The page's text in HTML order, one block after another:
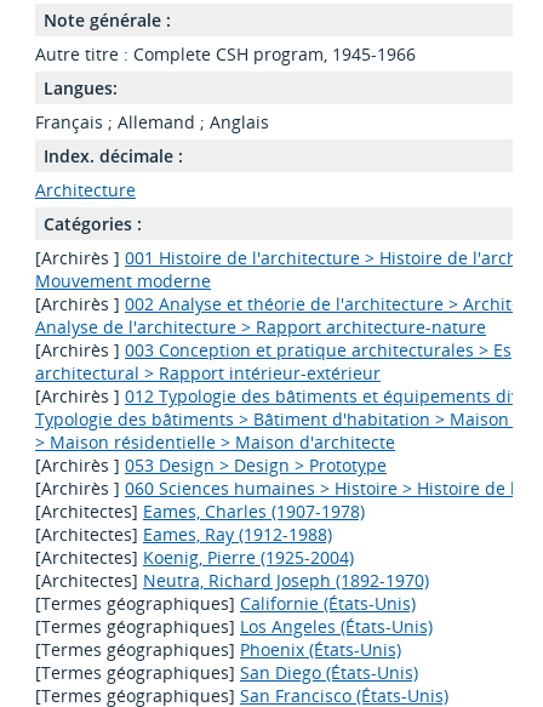
Note générale :
Autre titre : Complete CSH program, 1945-1966
Langues:
Français ; Allemand ; Anglais
Index. décimale :
Architecture
Catégories :
[Archirès ] 001 Histoire de l'architecture > Histoire de
Mouvement moderne
[Archirès ] 002 Analyse et théorie de l'architecture >
Analyse de l'architecture > Rapport architecture-nature
[Archirès ] 003 Conception et pratique architecturales >
architectural > Rapport intérieur-extérieur
[Archirès ] 012 Typologie des bâtiments et équipements
Typologie des bâtiments > Bâtiment d'habitation > Maison
> Maison résidentielle > Maison d'architecte
[Archirès ] 053 Design > Design > Prototype
[Archirès ] 060 Sciences humaines > Histoire > Histoire de
[Architectes] Eames, Charles (1907-1978)
[Architectes] Eames, Ray (1912-1988)
[Architectes] Koenig, Pierre (1925-2004)
[Architectes] Neutra, Richard Joseph (1892-1970)
[Termes géographiques] Californie (États-Unis)
[Termes géographiques] Los Angeles (États-Unis)
[Termes géographiques] Phoenix (États-Unis)
[Termes géographiques] San Diego (États-Unis)
[Termes géographiques] San Francisco (États-Unis)